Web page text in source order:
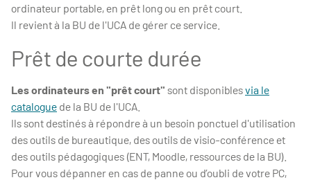
ordinateur portable, en prêt long ou en prêt court.
Il revient à la BU de l'UCA de gérer ce service.
Prêt de courte durée
Les ordinateurs en "prêt court" sont disponiblesvia le
catalogue de la BU de l'UCA.
Ils sont destinés à répondre à un besoin ponctuel d'utilisation
des outils de bureautique, des outils de visio-conférence et
des outils pédagogiques (ENT, Moodle, ressources de la BU).
Pour vous dépanner en cas de panne ou d’oubli de votre PC,